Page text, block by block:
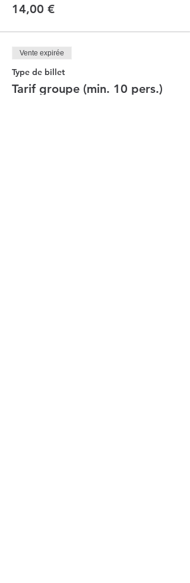
14,00 €
Vente expirée
Type de billet
Tarif groupe (min. 10 pers.)